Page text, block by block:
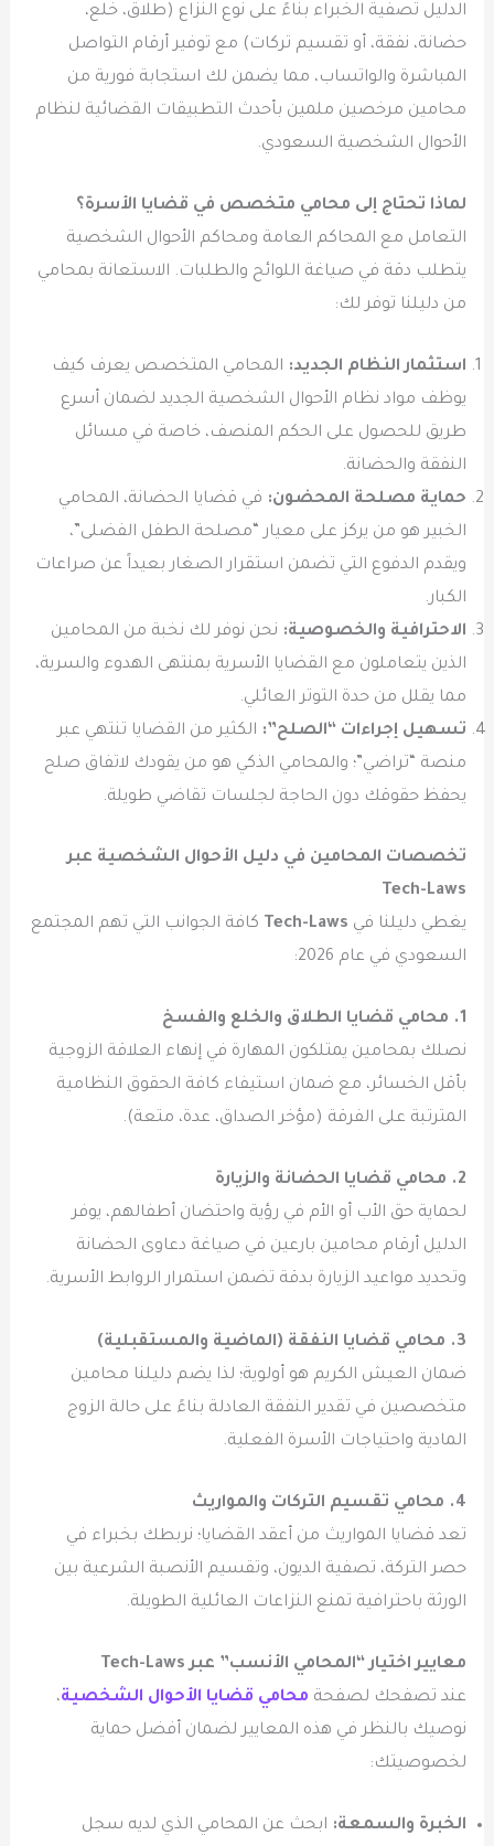
الدليل تصفية الخبراء بناءً على نوع النزاع (طلاق، خلع،
حضانة، نفقة، أو تقسيم تركات) مع توفير أرقام التواصل
المباشرة والواتساب، مما يضمن لك استجابة فورية من
محامين مرخصين ملمين بأحدث التطبيقات القضائية لنظام
الأحوال الشخصية السعودي.
لماذا تحتاج إلى محامي متخصص في قضايا الأسرة؟
التعامل مع المحاكم العامة ومحاكم الأحوال الشخصية
يتطلب دقة في صياغة اللوائح والطلبات. الاستعانة بمحامي
من دليلنا توفر لك:
استثمار النظام الجديد: المحامي المتخصص يعرف كيف
يوظف مواد نظام الأحوال الشخصية الجديد لضمان أسرع
طريق للحصول على الحكم المنصف، خاصة في مسائل
النفقة والحضانة.
حماية مصلحة المحضون: في قضايا الحضانة، المحامي
الخبير هو من يركز على معيار “مصلحة الطفل الفضلى”،
ويقدم الدفوع التي تضمن استقرار الصغار بعيداً عن صراعات
الكبار.
الاحترافية والخصوصية: نحن نوفر لك نخبة من المحامين
الذين يتعاملون مع القضايا الأسرية بمنتهى الهدوء والسرية،
مما يقلل من حدة التوتر العائلي.
تسهيل إجراءات “الصلح”: الكثير من القضايا تنتهي عبر
منصة “تراضي”؛ والمحامي الذكي هو من يقودك لاتفاق صلح
يحفظ حقوقك دون الحاجة لجلسات تقاضي طويلة.
تخصصات المحامين في دليل الأحوال الشخصية عبر
Tech-Laws
يغطي دليلنا في Tech-Laws كافة الجوانب التي تهم المجتمع
السعودي في عام 2026:
1. محامي قضايا الطلاق والخلع والفسخ
نصلك بمحامين يمتلكون المهارة في إنهاء العلاقة الزوجية
بأقل الخسائر، مع ضمان استيفاء كافة الحقوق النظامية
المترتبة على الفرقة (مؤخر الصداق، عدة، متعة).
2. محامي قضايا الحضانة والزيارة
لحماية حق الأب أو الأم في رؤية واحتضان أطفالهم، يوفر
الدليل أرقام محامين بارعين في صياغة دعاوى الحضانة
وتحديد مواعيد الزيارة بدقة تضمن استمرار الروابط الأسرية.
3. محامي قضايا النفقة (الماضية والمستقبلية)
ضمان العيش الكريم هو أولوية؛ لذا يضم دليلنا محامين
متخصصين في تقدير النفقة العادلة بناءً على حالة الزوج
المادية واحتياجات الأسرة الفعلية.
4. محامي تقسيم التركات والمواريث
تعد قضايا المواريث من أعقد القضايا؛ نربطك بخبراء في
حصر التركة، تصفية الديون، وتقسيم الأنصبة الشرعية بين
الورثة باحترافية تمنع النزاعات العائلية الطويلة.
معايير اختيار “المحامي الأنسب” عبر Tech-Laws
عند تصفحك لصفحة محامي قضايا الأحوال الشخصية،
نوصيك بالنظر في هذه المعايير لضمان أفضل حماية
لخصوصيتك:
الخبرة والسمعة: ابحث عن المحامي الذي لديه سجل